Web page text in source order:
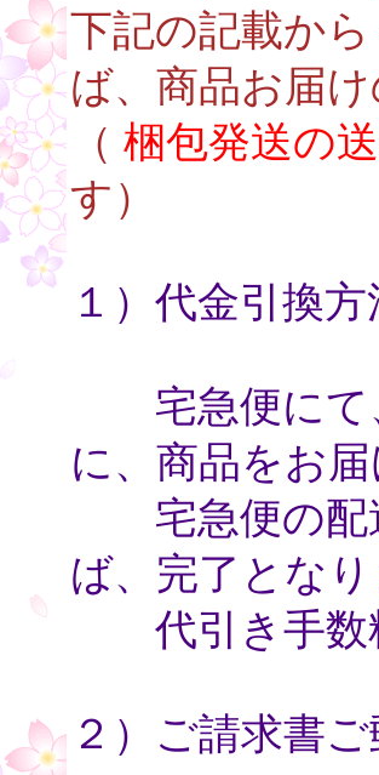
下記の記載か
ば、商品お届
（ 梱包発送の
す）
１）代金引換方
宅急便にて
に、商品をお
宅急便の配
ば、完了となり
代引き手数
２）ご請求書